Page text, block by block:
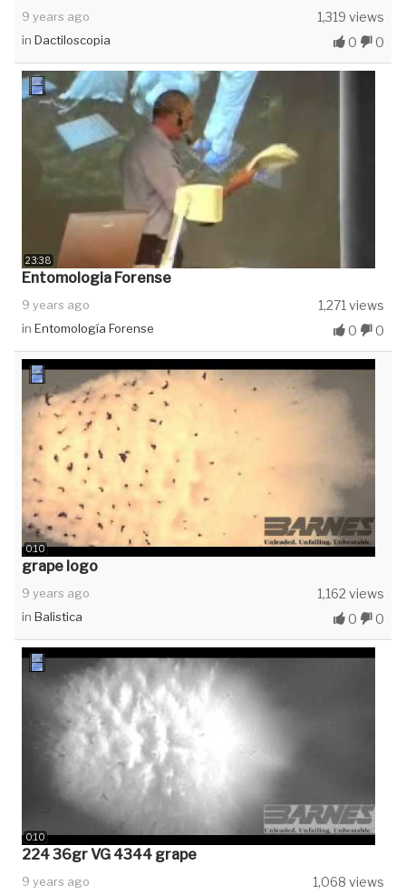
1,319 views
0
0
9 years ago
in Dactiloscopia
23:38
Entomologia Forense
1,271 views
0
0
9 years ago
in Entomología Forense
0:10
grape logo
1,162 views
0
0
9 years ago
in Balistica
0:10
224 36gr VG 4344 grape
1,068 views
9 years ago